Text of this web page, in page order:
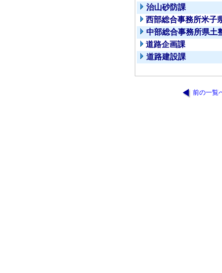
治山砂防課
西部総合事務所米子
中部総合事務所県土
道路企画課
道路建設課
前の一覧